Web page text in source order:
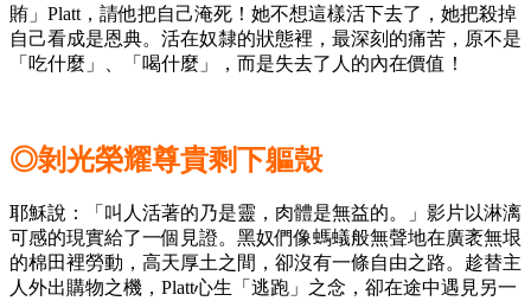
賄」Platt，請他把自己淹死！她不想這樣活下去了，她把殺掉
自己看成是恩典。活在奴隸的狀態裡，最深刻的痛苦，原不是
「吃什麼」、「喝什麼」，而是失去了人的內在價值！
◎剝光榮耀尊貴剩下軀殼
耶穌說：「叫人活著的乃是靈，肉體是無益的。」影片以淋漓
可感的現實給了一個見證。黑奴們像螞蟻般無聲地在廣袤無垠
的棉田裡勞動，高天厚土之間，卻沒有一條自由之路。趁替主
人外出購物之機，Platt心生「逃跑」之念，卻在途中遇見另一